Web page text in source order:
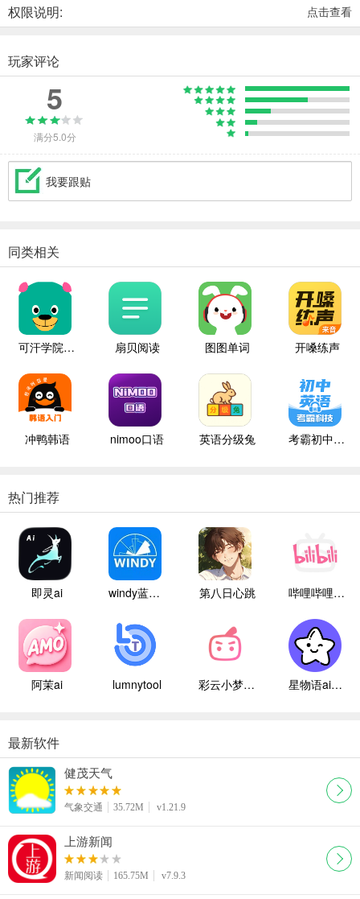
权限说明: 点击查看
玩家评论
5
满分5.0分
我要跟贴
同类相关
可汗学院儿童版 扇贝阅读 图图单词 开嗓练声
冲鸭韩语 nimoo口语 英语分级兔 考霸初中英语
热门推荐
即灵ai windy蓝色气象 第八日心跳 哔哩哔哩白色版
阿茉ai lumnytool 彩云小梦国际版 星物语ai聊天
最新软件
健茂天气
气象交通 35.72M v1.21.9
上游新闻
新闻阅读 165.75M v7.9.3